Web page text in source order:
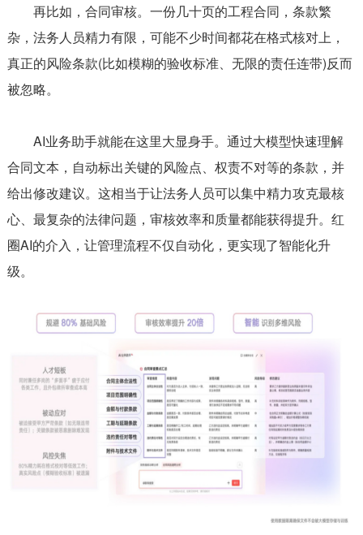
再比如，合同审核。一份几十页的工程合同，条款繁
杂，法务人员精力有限，可能不少时间都花在格式核对上，
真正的风险条款(比如模糊的验收标准、无限的责任连带)反而
被忽略。
AI业务助手就能在这里大显身手。通过大模型快速理解
合同文本，自动标出关键的风险点、权责不对等的条款，并
给出修改建议。这相当于让法务人员可以集中精力攻克最核
心、最复杂的法律问题，审核效率和质量都能获得提升。红
圈AI的介入，让管理流程不仅自动化，更实现了智能化升
级。